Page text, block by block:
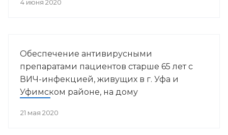
4 июня 2020
Обеспечение антивирусными
препаратами пациентов старше 65 лет с
ВИЧ-инфекцией, живущих в г. Уфа и
Уфимском районе, на дому
21 мая 2020